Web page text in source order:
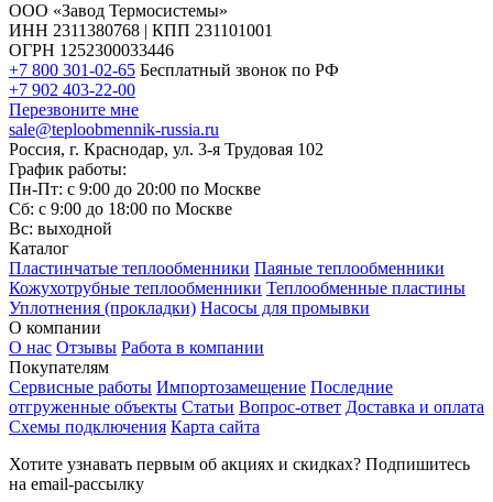
ООО «Завод Термосистемы»
ИНН 2311380768 | КПП 231101001
ОГРН 1252300033446
+7 800 301-02-65 Бесплатный звонок по РФ
+7 902 403-22-00
Перезвоните мне
sale@teploobmennik-russia.ru
Россия, г. Краснодар, ул. 3-я Трудовая 102
График работы:
Пн-Пт: с 9:00 до 20:00 по Москве
Сб: с 9:00 до 18:00 по Москве
Вс: выходной
Каталог
Пластинчатые теплообменники Паяные теплообменники
Кожухотрубные теплообменники Теплообменные пластины
Уплотнения (прокладки) Насосы для промывки
О компании
О нас Отзывы Работа в компании
Покупателям
Сервисные работы Импортозамещение Последние
отгруженные объекты Статьи Вопрос-ответ Доставка и оплата
Схемы подключения Карта сайта
Хотите узнавать первым об акциях и скидках? Подпишитесь
на email-рассылку